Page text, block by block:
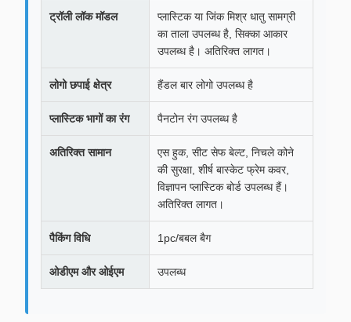
ट्रॉली लॉक मॉडल
प्लास्टिक या जिंक मिश्र धातु सामग्री
का ताला उपलब्ध है, सिक्का आकार
उपलब्ध है। अतिरिक्त लागत।
लोगो छपाई क्षेत्र हैंडल बार लोगो उपलब्ध है
प्लास्टिक भागों का रंग पैनटोन रंग उपलब्ध है
अतिरिक्त सामान
एस हुक, सीट सेफ बेल्ट, निचले कोने
की सुरक्षा, शीर्ष बास्केट फ्रेम कवर,
विज्ञापन प्लास्टिक बोर्ड उपलब्ध हैं।
अतिरिक्त लागत।
पैकिंग विधि 1pc/बबल बैग
ओडीएम और ओईएम उपलब्ध